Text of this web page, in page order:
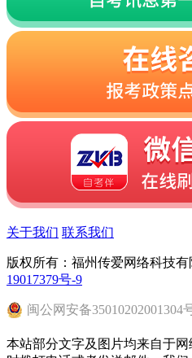
关于我们 联系我们
版权所有：福州传爱网络科技
19017379号-9
闽公网安备35010202001304
本站部分文字及图片均来自于